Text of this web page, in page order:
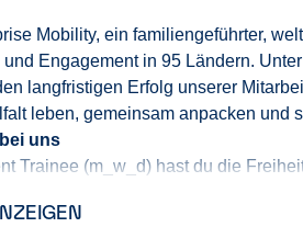
Mobility, ein familiengeführter,
Engagement in 95 Ländern.
langfristigen Erfolg unserer
leben, gemeinsam anpacken und
uns
Trainee (m_ w_d) hast du die
, dulernst bei uns nicht